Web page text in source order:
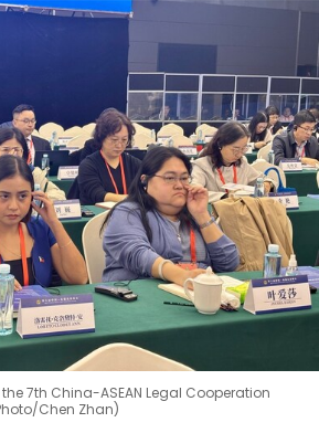
7th China-ASEAN Legal Cooperation
Chen Zhan)